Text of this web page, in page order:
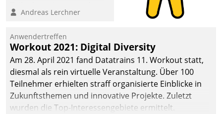
Teilnehmer kurzweilige
Cloud-Strategien und -
Lösungen mit hohem
Zukunftspotenzial.
Andreas Lerchner
Anwendertreffen
Workout 2021: Digital Diversity
Am 28. April 2021 fand Datatrains 11. Workout statt,
diesmal als rein virtuelle Veranstaltung. Über 100
Teilnehmer erhielten straff organisierte Einblicke in
Zukunftsthemen und innovative Projekte. Zuletzt
wurden die Top-Interessengebiete ermittelt.